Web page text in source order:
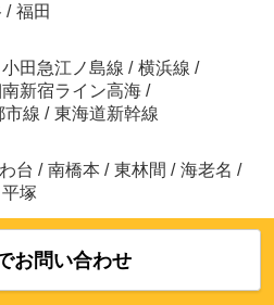
/ 福田
小田急江ノ島線 / 横浜線 /
新宿ライン高海 /
市線 / 東海道新幹線
台 / 南橋本 / 東林間 / 海老名 /
平塚
お問い合わせ